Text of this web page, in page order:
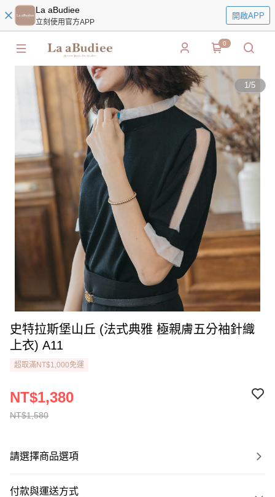
La aBudiee
立刻使用官方APP
開啟APP
0
1/5
史特拉斯堡山丘 (法式典雅 極親膚五分袖針織
上衣) A11
超取滿NT$1,000免運
NT$1,580
NT$1,380
請選擇商品選項
付款與運送方式